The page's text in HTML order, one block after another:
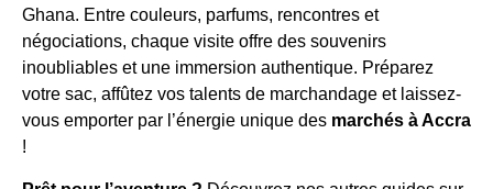
Ghana. Entre couleurs, parfums, rencontres et
négociations, chaque visite offre des souvenirs
inoubliables et une immersion authentique. Préparez
votre sac, affûtez vos talents de marchandage et laissez-
vous emporter par l’énergie unique des marchés à Accra
!